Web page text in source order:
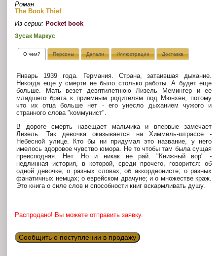
Роман
The Book Thief
Из серии: Pocket book
Зусак Маркус
О чем? Персоны Детали Иллюстрации Доставка
Январь 1939 года. Германия. Страна, затаившая дыхание.
Никогда еще у смерти не было столько работы. А будет еще
больше. Мать везет девятилетнюю Лизель Мемингер и ее
младшего брата к приемным родителям под Мюнхен, потому
что их отца больше нет - его унесло дыханием чужого и
странного слова "коммунист".
В дороге смерть навещает мальчика и впервые замечает
Лизель. Так девочка оказывается на Химмель-штрассе -
Небесной улице. Кто бы ни придумал это название, у него
имелось здоровое чувство юмора. Не то чтобы там была сущая
преисподняя. Нет. Но и никак не рай. "Книжный вор" -
недлинная история, в которой, среди прочего, говорится: об
одной девочке; о разных словах; об аккордеонисте; о разных
фанатичных немцах; о еврейском драчуне; и о множестве краж.
Это книга о силе слов и способности книг вскармливать душу.
Распродано! Вы можете отправить заявку.
Сообщить о поступлении в продажу